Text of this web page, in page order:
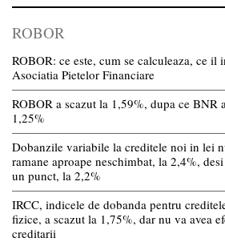
ROBOR
ROBOR: ce este, cum se calculeaza, ce il
Asociatia Pietelor Financiare
ROBOR a scazut la 1,59%, dupa ce BNR
1,25%
Dobanzile variabile la creditele noi in lei
ramane aproape neschimbat, la 2,4%,
un punct, la 2,2%
IRCC, indicele de dobanda pentru
fizice, a scazut la 1,75%, dar nu va avea
creditarii